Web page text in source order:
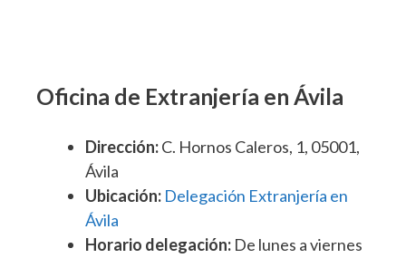
Oficina de Extranjería en Ávila
Dirección:C. Hornos Caleros, 1, 05001,
Ávila
Ubicación: Delegación Extranjería en
Ávila
Horario delegación: De lunes a viernes